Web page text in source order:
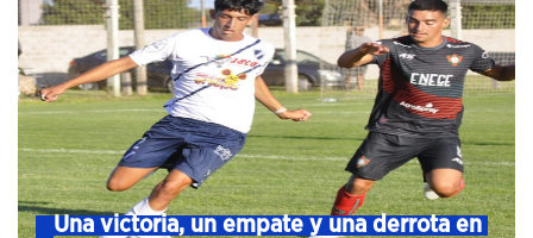
Una victoria, un empate y una derrota en